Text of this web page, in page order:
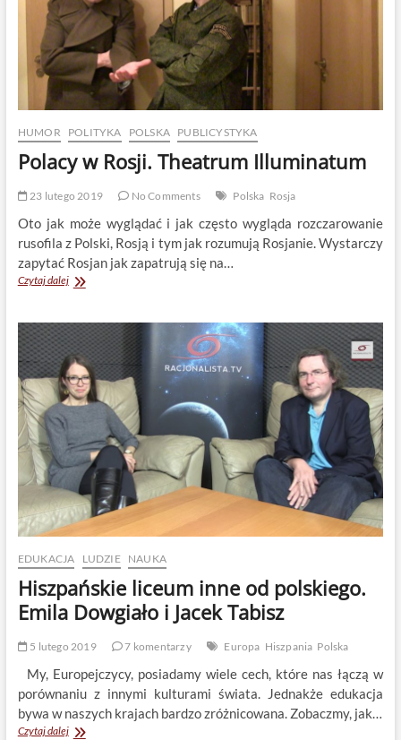
HUMOR POLITYKA POLSKA PUBLICYSTYKA
Polacy w Rosji. Theatrum Illuminatum
23 lutego 2019 No Comments Polska Rosja
Oto jak może wyglądać i jak często wygląda rozczarowanie
rusofila z Polski, Rosją i tym jak rozumują Rosjanie. Wystarczy
zapytać Rosjan jak zapatrują się na…
Czytaj dalejPolacy
Theatrum
Illuminatum
EDUKACJA LUDZIE NAUKA
Hiszpańskie liceum inne od polskiego.
Emila Dowgiało i Jacek Tabisz
5 lutego 2019 7 komentarzy Europa Hiszpania Polska
My, Europejczycy, posiadamy wiele cech, które nas łączą w
porównaniu z innymi kulturami świata. Jednakże edukacja
bywa w naszych krajach bardzo zróżnicowana. Zobaczmy, jak…
Czytaj dalejHiszpańskie